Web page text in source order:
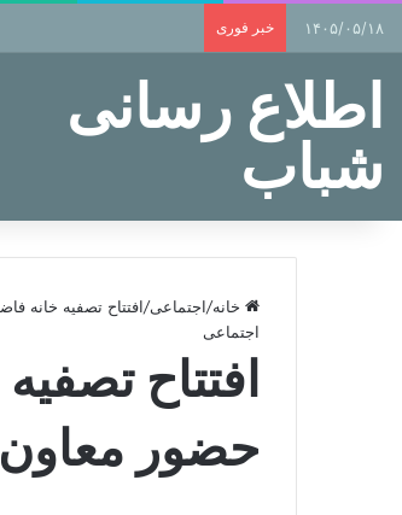
۱۴۰۵/۰۵/۱۸ خبر فوری
اطلاع رسانی
شباب
خانه/اجتماعی/افتتاح تصفیه خانه
اجتماعی
افتتاح
حضور معاون